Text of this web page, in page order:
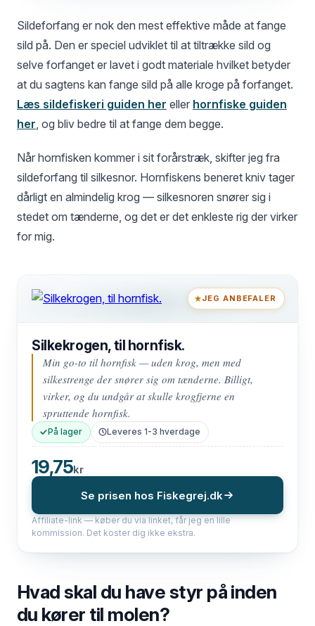
Sildeforfang er nok den mest effektive måde at fange
sild på. Den er speciel udviklet til at tiltrække sild og
selve forfanget er lavet i godt materiale hvilket betyder
at du sagtens kan fange sild på alle kroge på forfanget.
Læs sildefiskeri guiden her eller hornfiske guiden
her , og bliv bedre til at fange dem begge.
Når hornfisken kommer i sit forårstræk, skifter jeg fra
sildeforfang til silkesnor. Hornfiskens beneret kniv tager
dårligt en almindelig krog — silkesnoren snører sig i
stedet om tænderne, og det er det enkleste rig der virker
for mig.
JEG ANBEFALER
Silkekrogen, til hornfisk.
Min go-to til hornfisk — uden krog, men med
silkestrenge der snører sig om tænderne. Billigt,
virker, og du undgår at skulle krogfjerne en
spruttende hornfisk.
På lager Leveres 1-3 hverdage
19,75kr
Se prisen hos Fiskegrej.dk
Affiliate-link — køber du via linket, får jeg en lille
kommission. Det koster dig ikke ekstra.
Hvad skal du have styr på inden
du kører til molen?